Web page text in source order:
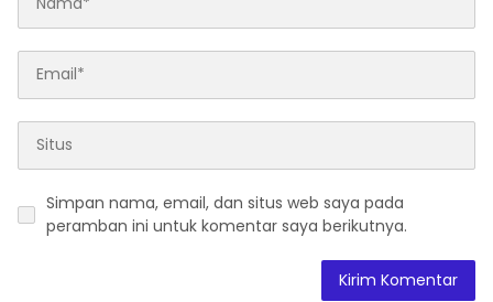
Simpan nama, email, dan situs web saya pada
peramban ini untuk komentar saya berikutnya.